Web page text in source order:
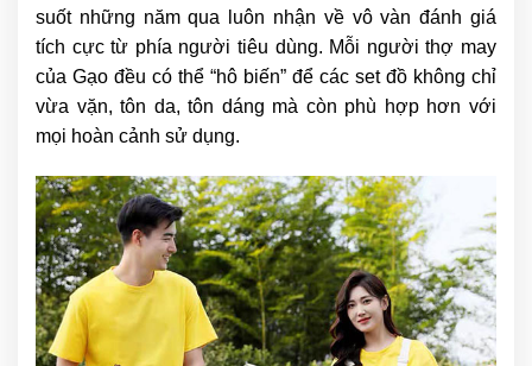
suốt những năm qua luôn nhận về vô vàn đánh giá
tích cực từ phía người tiêu dùng. Mỗi người thợ may
của Gạo đều có thể “hô biến” để các set đồ không chỉ
vừa vặn, tôn da, tôn dáng mà còn phù hợp hơn với
mọi hoàn cảnh sử dụng.